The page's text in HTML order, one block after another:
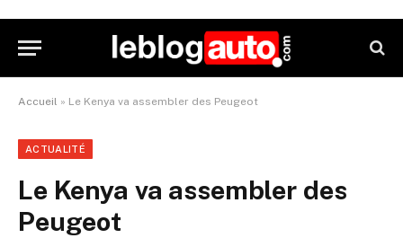
Accueil » Le Kenya va assembler des Peugeot
ACTUALITÉ
Le Kenya va assembler des
Peugeot